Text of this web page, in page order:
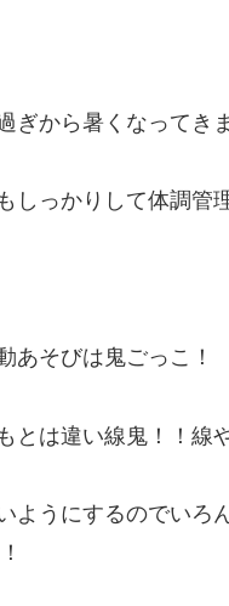
ぎから暑くなってき
しっかりして体調管
あそびは鬼ごっこ！
とは違い線鬼！！線
ようにするのでいろ